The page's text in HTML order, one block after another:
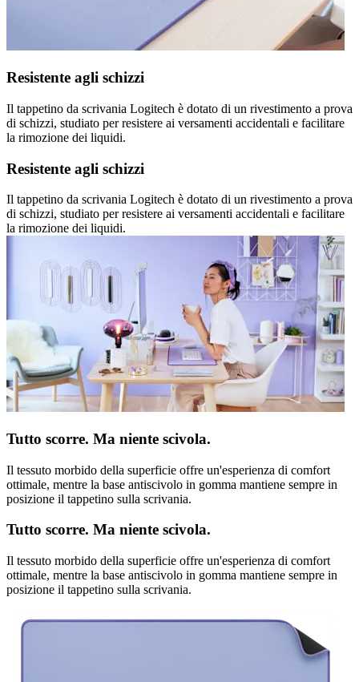
Resistente agli schizzi
Il tappetino da scrivania Logitech è dotato di un rivestimento a prova
di schizzi, studiato per resistere ai versamenti accidentali e facilitare
la rimozione dei liquidi.
Resistente agli schizzi
Il tappetino da scrivania Logitech è dotato di un rivestimento a prova
di schizzi, studiato per resistere ai versamenti accidentali e facilitare
la rimozione dei liquidi.
Tutto scorre. Ma niente scivola.
Il tessuto morbido della superficie offre un'esperienza di comfort
ottimale, mentre la base antiscivolo in gomma mantiene sempre in
posizione il tappetino sulla scrivania.
Tutto scorre. Ma niente scivola.
Il tessuto morbido della superficie offre un'esperienza di comfort
ottimale, mentre la base antiscivolo in gomma mantiene sempre in
posizione il tappetino sulla scrivania.